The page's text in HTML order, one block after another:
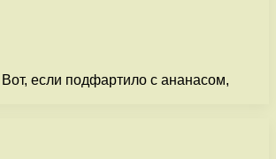
если подфартило с ананасом,